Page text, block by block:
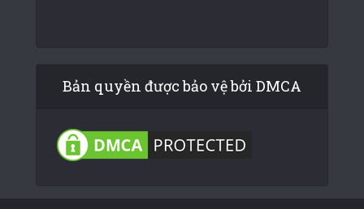
Bản quyền được bảo vệ bởi DMCA